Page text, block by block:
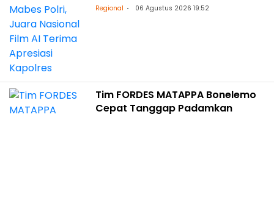
Regional 06 Agustus 2026 19:52
Tim FORDES MATAPPA Bonelemo
Cepat Tanggap Padamkan